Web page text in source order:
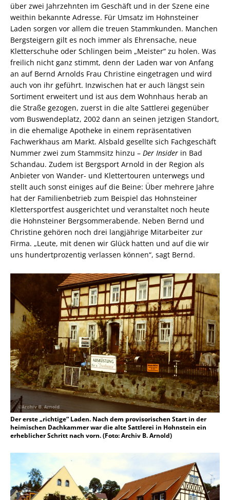
über zwei Jahrzehnten im Geschäft und in der Szene eine
weithin bekannte Adresse. Für Umsatz im Hohnsteiner
Laden sorgen vor allem die treuen Stammkunden. Manchen
Bergsteigern gilt es noch immer als Ehrensache, neue
Kletterschuhe oder Schlingen beim „Meister“ zu holen. Was
freilich nicht ganz stimmt, denn der Laden war von Anfang
an auf Bernd Arnolds Frau Christine eingetragen und wird
auch von ihr geführt. Inzwischen hat er auch längst sein
Sortiment erweitert und ist aus dem Wohnhaus herab an
die Straße gezogen, zuerst in die alte Sattlerei gegenüber
vom Buswendeplatz, 2002 dann an seinen jetzigen Standort,
in die ehemalige Apotheke in einem repräsentativen
Fachwerkhaus am Markt. Alsbald gesellte sich Fachgeschäft
Nummer zwei zum Stammsitz hinzu – Der Insider in Bad
Schandau. Zudem ist Bergsport Arnold in der Region als
Anbieter von Wander- und Klettertouren unterwegs und
stellt auch sonst einiges auf die Beine: Über mehrere Jahre
hat der Familienbetrieb zum Beispiel das Hohnsteiner
Klettersportfest ausgerichtet und veranstaltet noch heute
die Hohnsteiner Bergsommerabende. Neben Bernd und
Christine gehören noch drei langjährige Mitarbeiter zur
Firma. „Leute, mit denen wir Glück hatten und auf die wir
uns hundertprozentig verlassen können“, sagt Bernd.
Der erste „richtige“ Laden. Nach dem provisorischen Start in der
heimischen Dachkammer war die alte Sattlerei in Hohnstein ein
erheblicher Schritt nach vorn. (Foto: Archiv B. Arnold)